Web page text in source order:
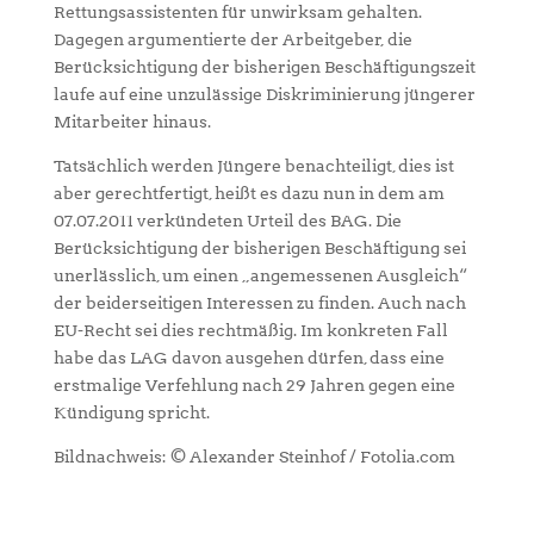
Rettungsassistenten für unwirksam gehalten.
Dagegen argumentierte der Arbeitgeber, die
Berücksichtigung der bisherigen Beschäftigungszeit
laufe auf eine unzulässige Diskriminierung jüngerer
Mitarbeiter hinaus.
Tatsächlich werden Jüngere benachteiligt, dies ist
aber gerechtfertigt, heißt es dazu nun in dem am
07.07.2011 verkündeten Urteil des BAG. Die
Berücksichtigung der bisherigen Beschäftigung sei
unerlässlich, um einen „angemessenen Ausgleich“
der beiderseitigen Interessen zu finden. Auch nach
EU-Recht sei dies rechtmäßig. Im konkreten Fall
habe das LAG davon ausgehen dürfen, dass eine
erstmalige Verfehlung nach 29 Jahren gegen eine
Kündigung spricht.
Bildnachweis: © Alexander Steinhof / Fotolia.com